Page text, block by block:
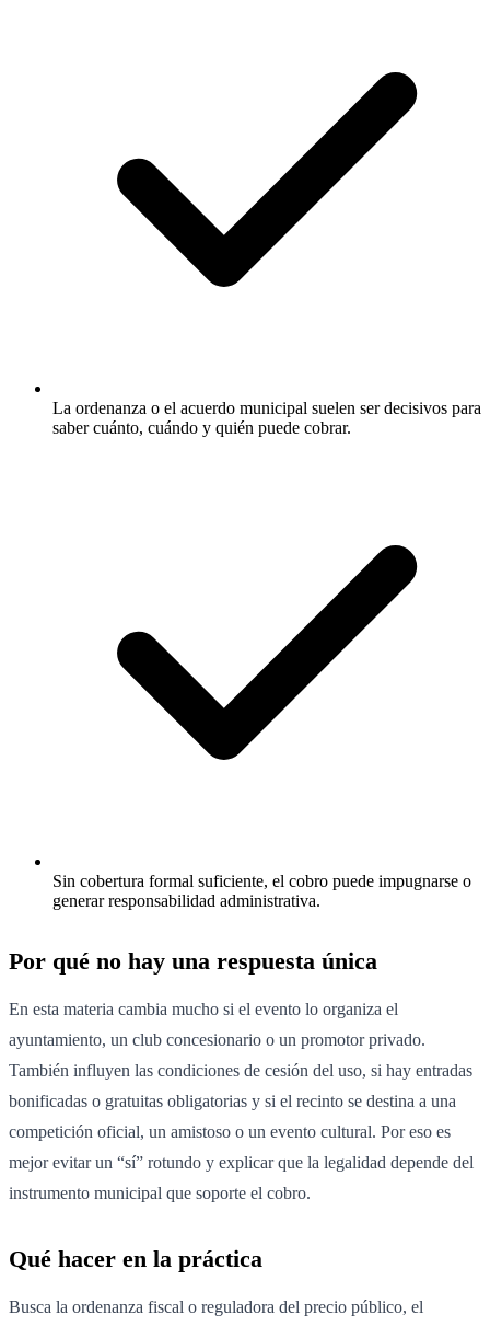
La ordenanza o el acuerdo municipal suelen ser decisivos para
saber cuánto, cuándo y quién puede cobrar.
Sin cobertura formal suficiente, el cobro puede impugnarse o
generar responsabilidad administrativa.
Por qué no hay una respuesta única
En esta materia cambia mucho si el evento lo organiza el
ayuntamiento, un club concesionario o un promotor privado.
También influyen las condiciones de cesión del uso, si hay entradas
bonificadas o gratuitas obligatorias y si el recinto se destina a una
competición oficial, un amistoso o un evento cultural. Por eso es
mejor evitar un “sí” rotundo y explicar que la legalidad depende del
instrumento municipal que soporte el cobro.
Qué hacer en la práctica
Busca la ordenanza fiscal o reguladora del precio público, el